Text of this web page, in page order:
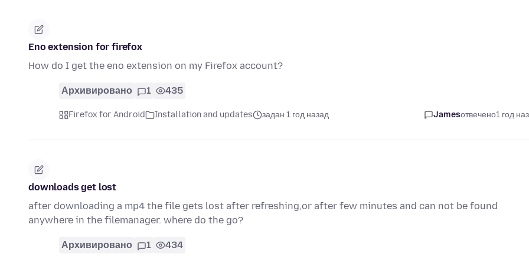
Eno extension for firefox
How do I get the eno extension on my Firefox account?
Архивировано 1 435
Firefox for Android Installation and updates задан 1 год назад Jamesотвечено1 год
downloads get lost
after downloading a mp4 the file gets lost after refreshing,or after few minutes and can not be found
anywhere in the filemanager. where do the go?
Архивировано 1 434